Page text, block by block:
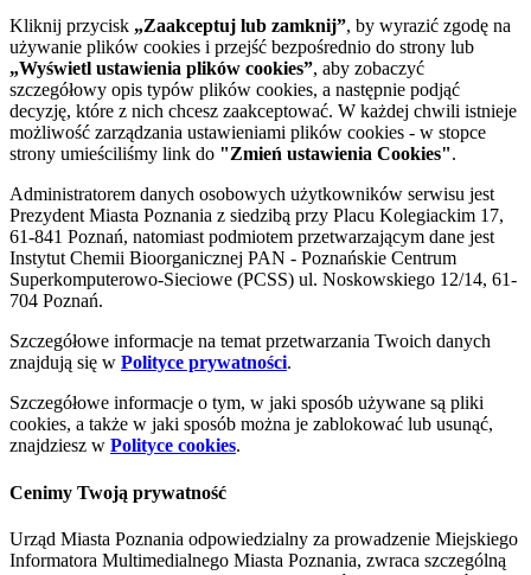
Kliknij przycisk „Zaakceptuj lub zamknij”, by wyrazić zgodę na
używanie plików cookies i przejść bezpośrednio do strony lub
„Wyświetl ustawienia plików cookies”, aby zobaczyć
szczegółowy opis typów plików cookies, a następnie podjąć
decyzję, które z nich chcesz zaakceptować. W każdej chwili istnieje
możliwość zarządzania ustawieniami plików cookies - w stopce
strony umieściliśmy link do "Zmień ustawienia Cookies".
Administratorem danych osobowych użytkowników serwisu jest
Prezydent Miasta Poznania z siedzibą przy Placu Kolegiackim 17,
61-841 Poznań, natomiast podmiotem przetwarzającym dane jest
Instytut Chemii Bioorganicznej PAN - Poznańskie Centrum
Superkomputerowo-Sieciowe (PCSS) ul. Noskowskiego 12/14, 61-
704 Poznań.
Szczegółowe informacje na temat przetwarzania Twoich danych
znajdują się w Polityce prywatności.
Szczegółowe informacje o tym, w jaki sposób używane są pliki
cookies, a także w jaki sposób można je zablokować lub usunąć,
znajdziesz w Polityce cookies.
Cenimy Twoją prywatność
Urząd Miasta Poznania odpowiedzialny za prowadzenie Miejskiego
Informatora Multimedialnego Miasta Poznania, zwraca szczególną